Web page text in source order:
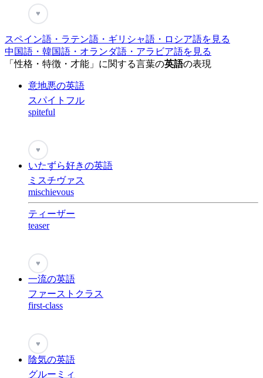
♥
スペイン語・ラテン語・ギリシャ語・ロシア語を見る
中国語・韓国語・オランダ語・アラビア語を見る
「性格・特徴・才能」に関する言葉の英語の表現
意地悪の英語
スパイトフル
spiteful
♥
いたずら好きの英語
ミスチヴァス
mischievous
ティーザー
teaser
♥
一流の英語
ファーストクラス
first-class
♥
陰気の英語
グルーミィ